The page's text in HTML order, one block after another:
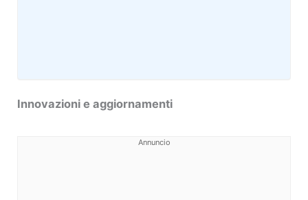
Innovazioni e aggiornamenti
Annuncio